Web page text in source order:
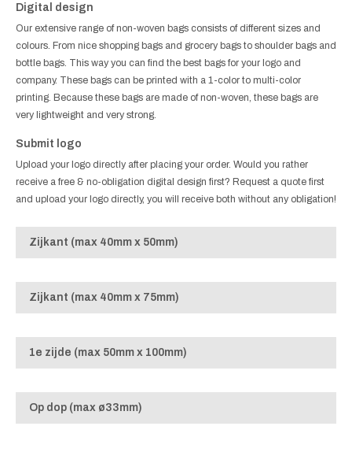
Digital design
Our extensive range of non-woven bags consists of different sizes and
colours. From nice shopping bags and grocery bags to shoulder bags and
bottle bags. This way you can find the best bags for your logo and
company. These bags can be printed with a 1-color to multi-color
printing. Because these bags are made of non-woven, these bags are
very lightweight and very strong.
Submit logo
Upload your logo directly after placing your order. Would you rather
receive a free & no-obligation digital design first? Request a quote first
and upload your logo directly, you will receive both without any obligation!
Zijkant (max 40mm x 50mm)
Zijkant (max 40mm x 75mm)
1e zijde (max 50mm x 100mm)
Op dop (max ø33mm)